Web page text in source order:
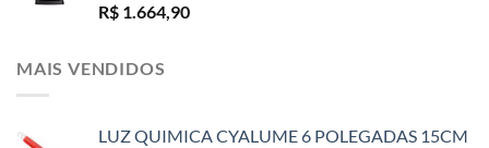
R$ 1.664,90
MAIS VENDIDOS
LUZ QUIMICA CYALUME 6 POLEGADAS 15CM